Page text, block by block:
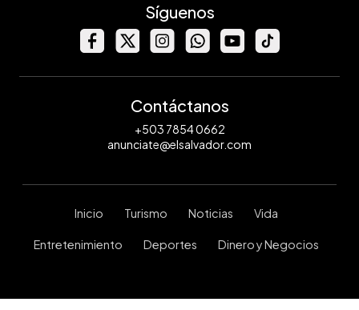
Síguenos
Contáctanos
+503 7854 0662
anunciate@elsalvador.com
Inicio Turismo Noticias Vida
Entretenimiento Deportes Dinero y Negocios